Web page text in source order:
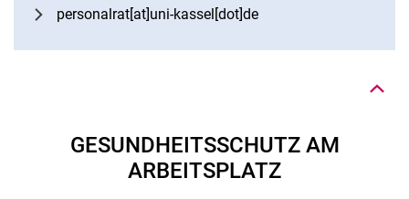
personalrat[at]uni-kassel[dot]de
Nach oben
GESUNDHEITSSCHUTZ AM
ARBEITSPLATZ